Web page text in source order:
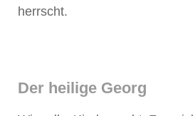
herrscht.
Der heilige Georg